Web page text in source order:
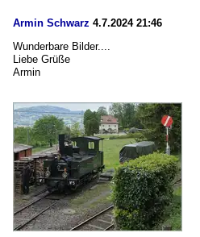
Armin Schwarz 4.7.2024 21:46
Wunderbare Bilder....
Liebe Grüße
Armin